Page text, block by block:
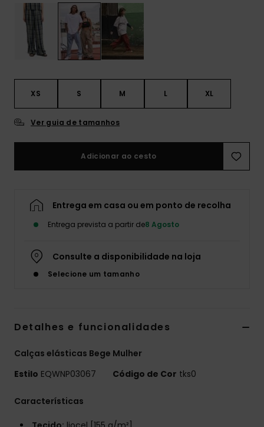
XS S M L XL
Ver guia de tamanhos
Adicionar ao cesto
Entrega em casa ou em ponto de recolha
Entrega prevista a partir de8 Agosto
Consulte a disponibilidade na loja
Selecione um tamanho
Detalhes e funcionalidades
Calças elásticas Bege Mulher
Estilo EQWNP03067 Código de Cor tks0
Características